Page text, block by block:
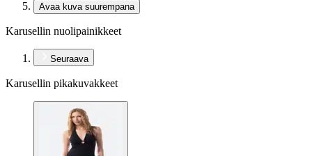
Avaa kuva suurempana
Karusellin nuolipainikkeet
Seuraava
Karusellin pikakuvakkeet